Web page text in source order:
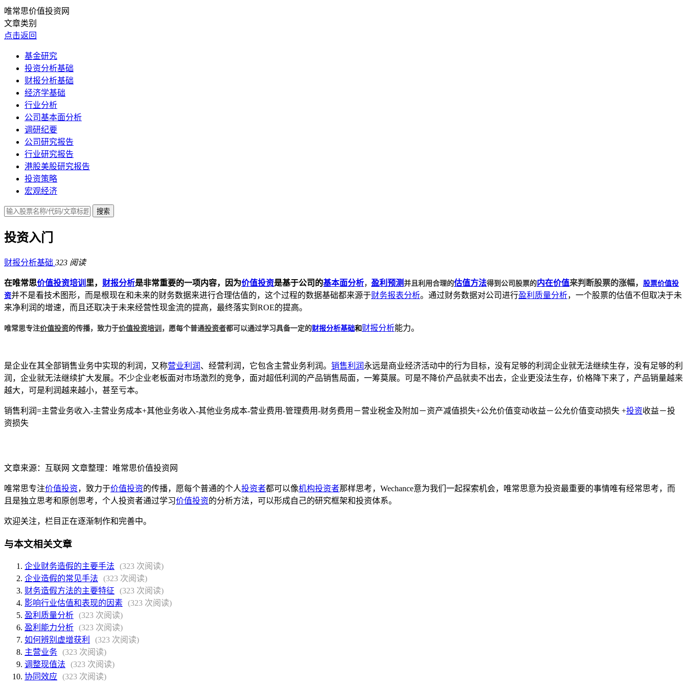
唯常思价值投资网
文章类别
点击返回
基金研究
投资分析基础
财报分析基础
经济学基础
行业分析
公司基本面分析
调研纪要
公司研究报告
行业研究报告
港股美股研究报告
投资策略
宏观经济
投资入门
财报分析基础 323 阅读
在唯常思价值投资培训 里， 财报分析是非常重要的一项内容，因为价值投资是基于公司的基本面分析， 盈利预测并且利用合理的估值方法得到公司股票的内在价值来判断股票的涨幅， 股票价值投
资并不是看技术图形，而是根现在和未来的财务数据来进行合理估值的，这个过程的数据基础都来源于财务报表分析。通过财务数据对公司进行盈利质量分析，一个股票的估值不但取决于未
来净利润的增速，而且还取决于未来经营性现金流的提高，最终落实到ROE的提高。
唯常思专注价值投资的传播，致力于价值投资培训，愿每个普通投资者都可以通过学习具备一定的财报分析基础和财报分析能力。
是企业在其全部销售业务中实现的利润，又称营业利润 、经营利润，它包含主营业务利润。 销售利润永远是商业经济活动中的行为目标，没有足够的利润企业就无法继续生存，没有足够的利
润，企业就无法继续扩大发展。不少企业老板面对市场激烈的竞争，面对超低利润的产品销售局面，一筹莫展。可是不降价产品就卖不出去，企业更没法生存，价格降下来了，产品销量越来
越大，可是利润越来越小，甚至亏本。
销售利润=主营业务收入-主营业务成本+其他业务收入-其他业务成本-营业费用-管理费用-财务费用－营业税金及附加－资产减值损失+公允价值变动收益－公允价值变动损失 +投资收益－投
资损失
文章来源：互联网 文章整理：唯常思价值投资网
唯常思专注价值投资，致力于价值投资的传播，愿每个普通的个人投资者都可以像机构投资者那样思考，Wechance意为我们一起探索机会，唯常思意为投资最重要的事情唯有经常思考，而
且是独立思考和原创思考，个人投资者通过学习价值投资的分析方法，可以形成自己的研究框架和投资体系。
欢迎关注，栏目正在逐渐制作和完善中。
与本文相关文章
企业财务造假的主要手法
(323 次阅读)
企业造假的常见手法
(323 次阅读)
财务造假方法的主要特征
(323 次阅读)
影响行业估值和表现的因素 (323 次阅读)
盈利质量分析 (323 次阅读)
盈利能力分析 (323 次阅读)
如何辨别虚增获利
(323 次阅读)
主营业务 (323 次阅读)
调整现值法
(323 次阅读)
协同效应
(323 次阅读)